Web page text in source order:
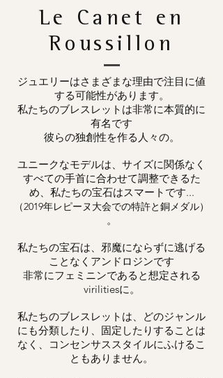
Le Canet en
Roussillon
ジュエリーはさまざまな理由で注目に値
する可能性があります。
私たちのブレスレットは非常に本質的に
有名です
彼らの独創性を作る人々の。
ユニークなモデルは、サイズに関係なく
すべての手首に合わせて調整できるた
め、私たちの宝石はスマートです...
（2019年レピーヌ大会での特許と銅メダル）
。
私たちの宝石は、邪魔にならずに逃げる
ことなくアンドロジンです
非常にフェミニンであると想定される
virilitiesに。
私たちのブレスレットは、どのジャンル
にも分類したり、固定したりすることは
なく、コンセンサススタイルにふけるこ
ともありません。